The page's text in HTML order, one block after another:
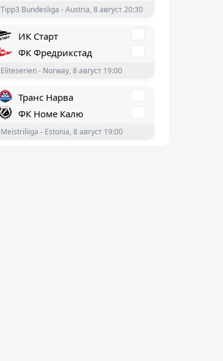
Eliteserien - Norway, 8 август 19:00
Транс Нарва
ФК Номе Калю
Meistriliiga - Estonia, 8 август 19:00
Лозана-Спорт
Йънг Бойс
Суперлига - Швейцария, 8 август 19:00